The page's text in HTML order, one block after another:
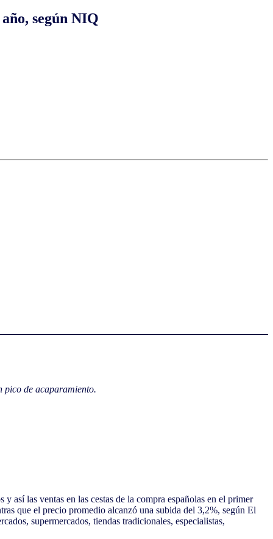
según NIQ
pico de acaparamiento.
así las ventas en las cestas de la compra españolas en el primer
que el precio promedio alcanzó una subida del 3,2%, según El
supermercados, tiendas tradicionales, especialistas,